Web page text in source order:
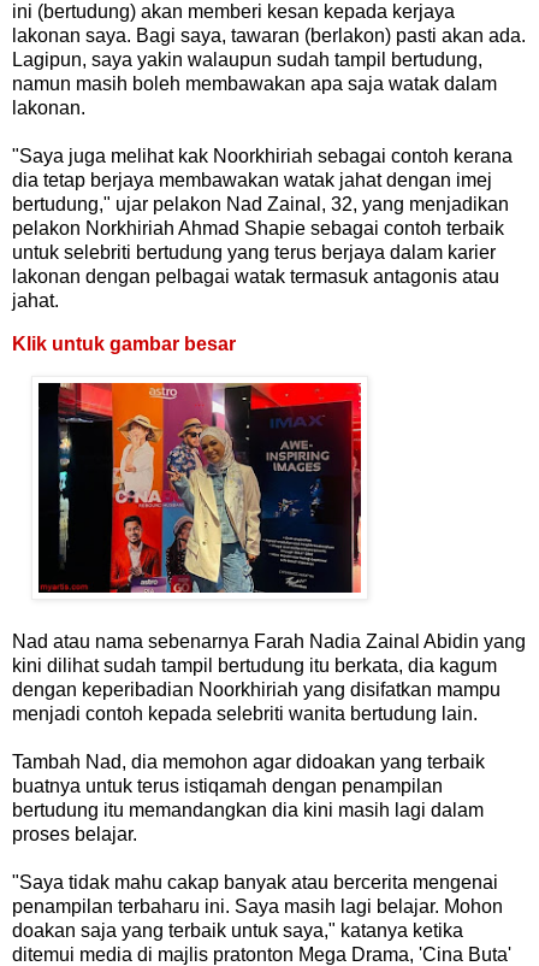
ini (bertudung) akan memberi kesan kepada kerjaya
lakonan saya. Bagi saya, tawaran (berlakon) pasti akan ada.
Lagipun, saya yakin walaupun sudah tampil bertudung,
namun masih boleh membawakan apa saja watak dalam
lakonan.
"Saya juga melihat kak Noorkhiriah sebagai contoh kerana
dia tetap berjaya membawakan watak jahat dengan imej
bertudung," ujar pelakon Nad Zainal, 32, yang menjadikan
pelakon Norkhiriah Ahmad Shapie sebagai contoh terbaik
untuk selebriti bertudung yang terus berjaya dalam karier
lakonan dengan pelbagai watak termasuk antagonis atau
jahat.
Klik untuk gambar besar
Nad atau nama sebenarnya Farah Nadia Zainal Abidin yang
kini dilihat sudah tampil bertudung itu berkata, dia kagum
dengan keperibadian Noorkhiriah yang disifatkan mampu
menjadi contoh kepada selebriti wanita bertudung lain.
Tambah Nad, dia memohon agar didoakan yang terbaik
buatnya untuk terus istiqamah dengan penampilan
bertudung itu memandangkan dia kini masih lagi dalam
proses belajar.
"Saya tidak mahu cakap banyak atau bercerita mengenai
penampilan terbaharu ini. Saya masih lagi belajar. Mohon
doakan saja yang terbaik untuk saya," katanya ketika
ditemui media di majlis pratonton Mega Drama, 'Cina Buta'